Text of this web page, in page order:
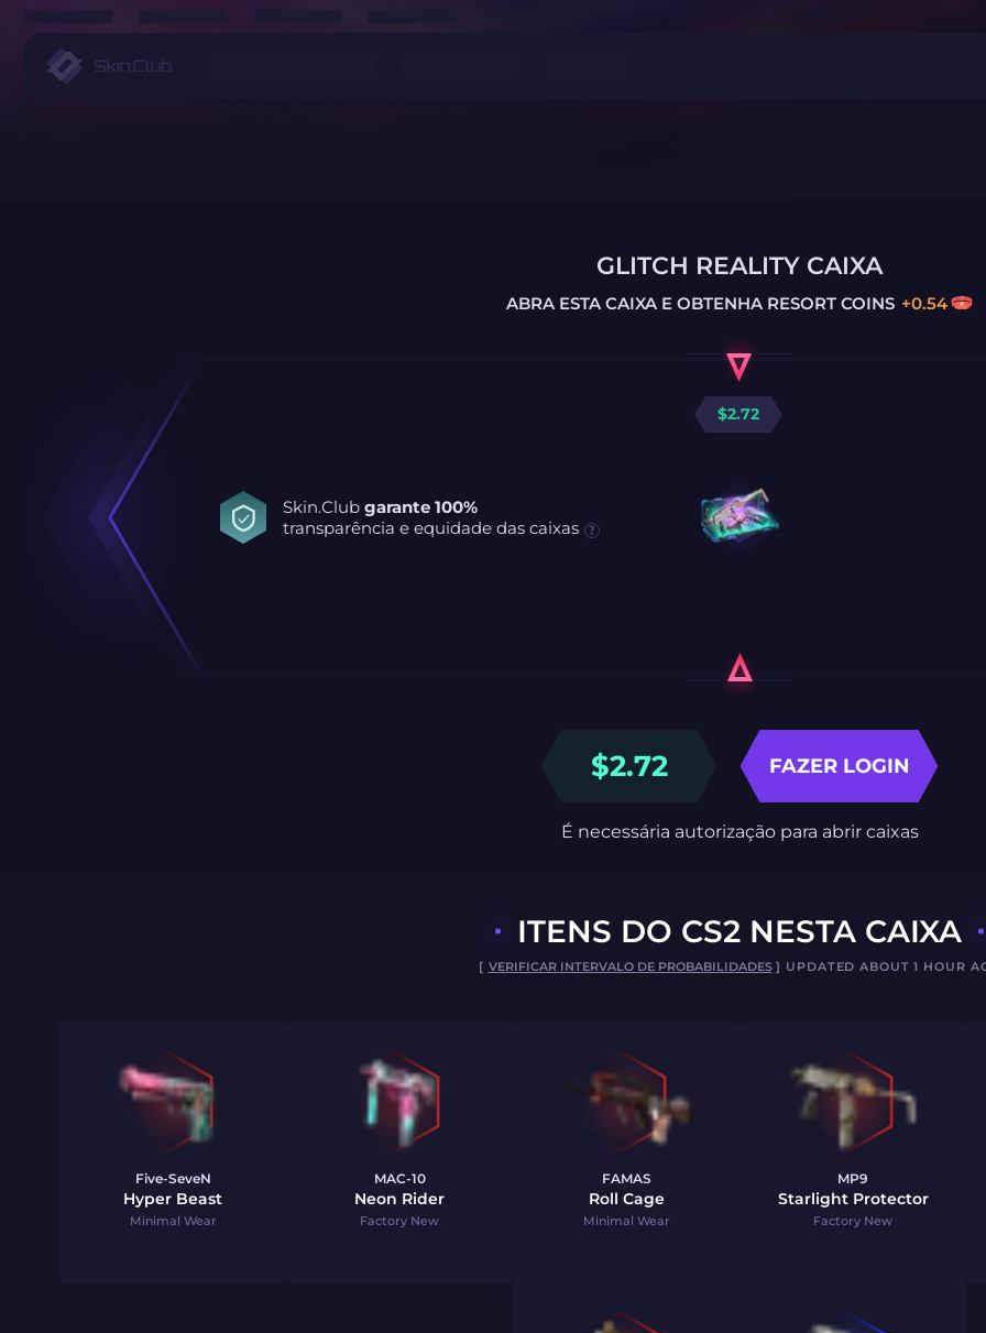
GLITCH REALITY CAIXA
ABRA ESTA CAIXA E OBTENHA RESORT COINS +0.54
Skin.Club garante 100%
transparência e equidade das caixas
$2.72
$2.72 FAZER LOGIN
É necessária autorização para abrir caixas
ITENS DO CS2 NESTA CAIXA
[ VERIFICAR INTERVALO DE PROBABILIDADES] UPDATED ABOUT 1 HOUR
Five-SeveN
Hyper Beast
Minimal Wear
MAC-10
Neon Rider
Factory New
FAMAS
Roll Cage
Minimal Wear
MP9
Starlight Protector
Factory New